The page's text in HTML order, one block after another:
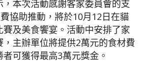
本次活動感謝客家委員會的支
協助推動，將於10月12日在貓
及美食饗宴。活動中安排了家
主辦單位將提供2萬元的食材費
可獲得最高3萬元獎金。